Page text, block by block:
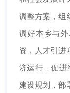
调整方案，组
调好本乡与
资，人才引进
济运行，促进
建设规划，部